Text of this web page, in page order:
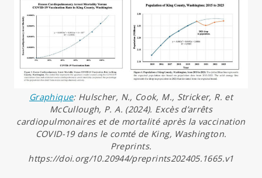
Graphique: Hulscher, N., Cook, M., Stricker, R. et
McCullough, P. A. (2024). Excès d’arrêts
cardiopulmonaires et de mortalité après la vaccination
COVID-19 dans le comté de King, Washington.
Preprints.
https://doi.org/10.20944/preprints202405.1665.v1